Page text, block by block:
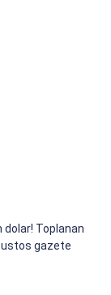
dolar! Toplanan
gazete